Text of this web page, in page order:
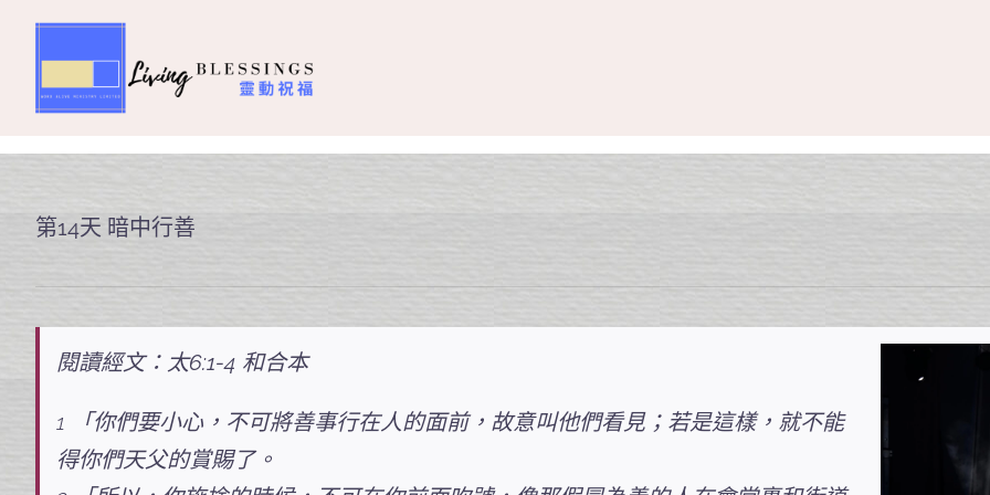
Skip
content
第14天 暗中行善
閱讀經文：太6:1-4 和合本
1 「你們要小心，不可將善事行在人的面前，故意叫他們看見；若是這樣，就不能
得你們天父的賞賜了。